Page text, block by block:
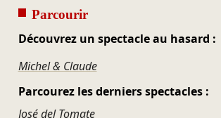
Parcourir
Découvrez un spectacle au hasard :
Michel & Claude
Parcourez les derniers spectacles :
José del Tomate